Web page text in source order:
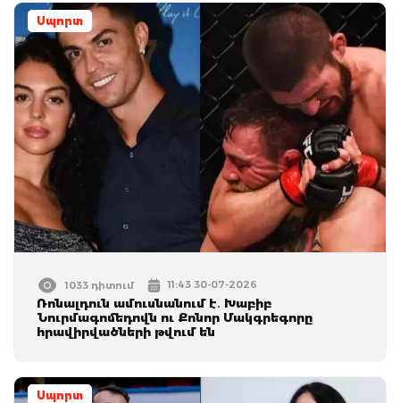
Սպորտ
1033 դիտում 11:43 30-07-2026
Ռոնալդուն ամուսնանում է․ Խաբիբ
Նուրմագոմեդովն ու Քոնոր Մակգրեգորը
հրավիրվածների թվում են
Սպորտ